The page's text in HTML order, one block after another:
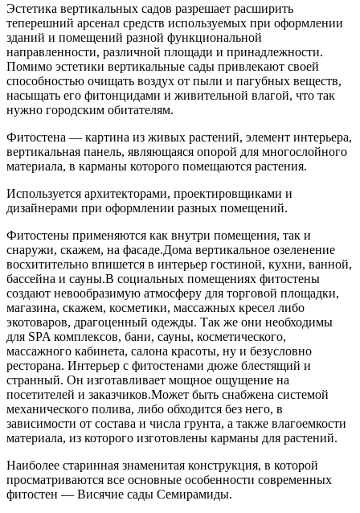
Эстетика вертикальных садов разрешает расширить
теперешний арсенал средств используемых при оформлении
зданий и помещений разной функциональной
направленности, различной площади и принадлежности.
Помимо эстетики вертикальные сады привлекают своей
способностью очищать воздух от пыли и пагубных веществ,
насыщать его фитонцидами и живительной влагой, что так
нужно городским обитателям.
Фитостена — картина из живых растений, элемент интерьера,
вертикальная панель, являющаяся опорой для многослойного
материала, в карманы которого помещаются растения.
Используется архитекторами, проектировщиками и
дизайнерами при оформлении разных помещений.
Фитостены применяются как внутри помещения, так и
снаружи, скажем, на фасаде.Дома вертикальное озеленение
восхитительно впишется в интерьер гостиной, кухни, ванной,
бассейна и сауны.В социальных помещениях фитостены
создают невообразимую атмосферу для торговой площадки,
магазина, скажем, косметики, массажных кресел либо
экотоваров, драгоценный одежды. Так же они необходимы
для SPA комплексов, бани, сауны, косметического,
массажного кабинета, салона красоты, ну и безусловно
ресторана. Интерьер с фитостенами дюже блестящий и
странный. Он изготавливает мощное ощущение на
посетителей и заказчиков.Может быть снабжена системой
механического полива, либо обходится без него, в
зависимости от состава и числа грунта, а также влагоемкости
материала, из которого изготовлены карманы для растений.
Наиболее старинная знаменитая конструкция, в которой
просматриваются все основные особенности современных
фитостен — Висячие сады Семирамиды.